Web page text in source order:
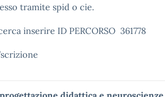
tramite spid o cie.
inserire ID PERCORSO 361778